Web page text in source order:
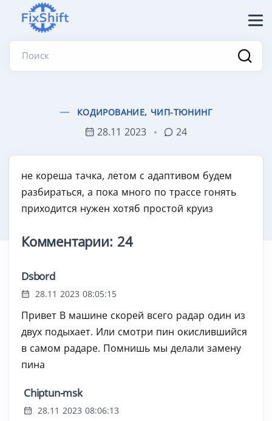
Поиск
КОДИРОВАНИЕ, ЧИП-ТЮНИНГ
28.11 2023 24
не кореша тачка, летом с адаптивом будем
разбираться, а пока много по трассе гонять
приходится нужен хотяб простой круиз
Комментарии: 24
Dsbord
28.11 2023 08:05:15
Привет В машине скорей всего радар один из
двух подыхает. Или смотри пин окислившийся
в самом радаре. Помнишь мы делали замену
пина
Chiptun-msk
28.11 2023 08:06:13